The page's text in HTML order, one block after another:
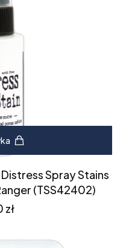
Spray Stains
(TSS42402)
zł